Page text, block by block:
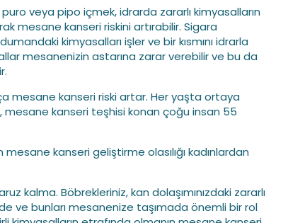
veya pipo içmek, idrarda zararlı kimyasalların
mesane kanseri riskini artırabilir. Sigara
kimyasalları işler ve bir kısmını idrarla
mesanenizin astarına zarar verebilir ve bu da
mesane kanseri riski artar. Her yaşta ortaya
mesane kanseri teşhisi konan çoğu insan 55
mesane kanseri geliştirme olasılığı kadınlardan
kalma. Böbrekleriniz, kan dolaşımınızdaki zararlı
ve bunları mesanenize taşımada önemli bir rol